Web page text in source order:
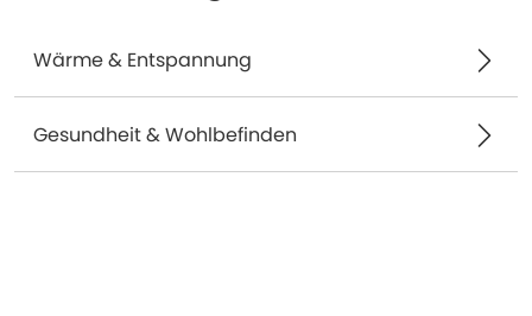
Wärme & Entspannung
Gesundheit & Wohlbefinden